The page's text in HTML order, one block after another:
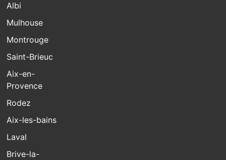
Albi
Mulhouse
Montrouge
Saint-Brieuc
Aix-en-
Provence
Rodez
Aix-les-bains
Laval
Brive-la-